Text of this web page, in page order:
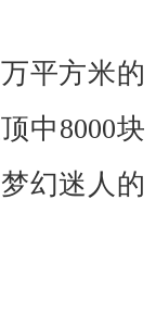
平方米的
中8000块
幻迷人的